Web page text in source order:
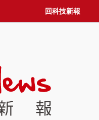
回科技新報